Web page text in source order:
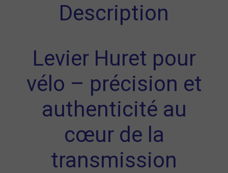
Description
Levier Huret pour
vélo – précision et
authenticité au
cœur de la
transmission